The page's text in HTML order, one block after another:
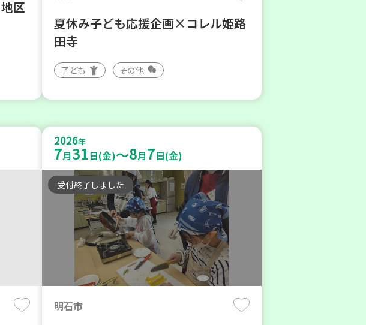
区
夏休み子ども応援企画×コレル姫路
田寺
子ども その他
2026年
7月31日(金)～8月7日(金)
受付終了しました
明石市